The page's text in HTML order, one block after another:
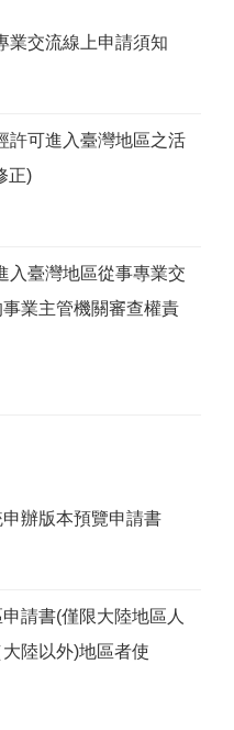
業交流線上申請須知
許可進入臺灣地區之活
正)
入臺灣地區從事專業交
業主管機關審查權責
申辦版本預覽申請書
請書(僅限大陸地區人
陸以外)地區者使